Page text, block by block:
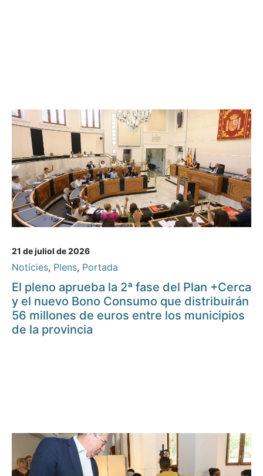
21 de juliol de 2026
Notícies, Plens, Portada
El pleno aprueba la 2ª fase del Plan +Cerca
y el nuevo Bono Consumo que distribuirán
56 millones de euros entre los municipios
de la provincia